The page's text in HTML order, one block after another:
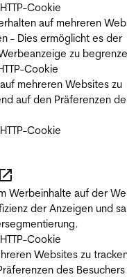
Cookie
auf mehreren
- Dies ermöglicht es der
zu
Cookie
mehreren Websites zu
auf den Präferenzen
Cookie
Werbeinhalte auf der
der Anzeigen und
Cookie
Websites zu
des Besuchers